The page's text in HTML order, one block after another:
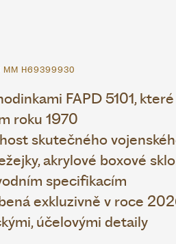
MM H69399930
FAPD 5101,
roku 1970
skutečného
akrylové boxové
specifikacím
exkluzivně v roce
účelovými detaily